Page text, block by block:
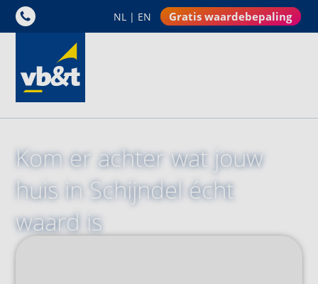
NL | EN Gratis waardebepaling
Kom er achter wat jouw
huis in Schijndel écht
waard is
Vul het formulier in